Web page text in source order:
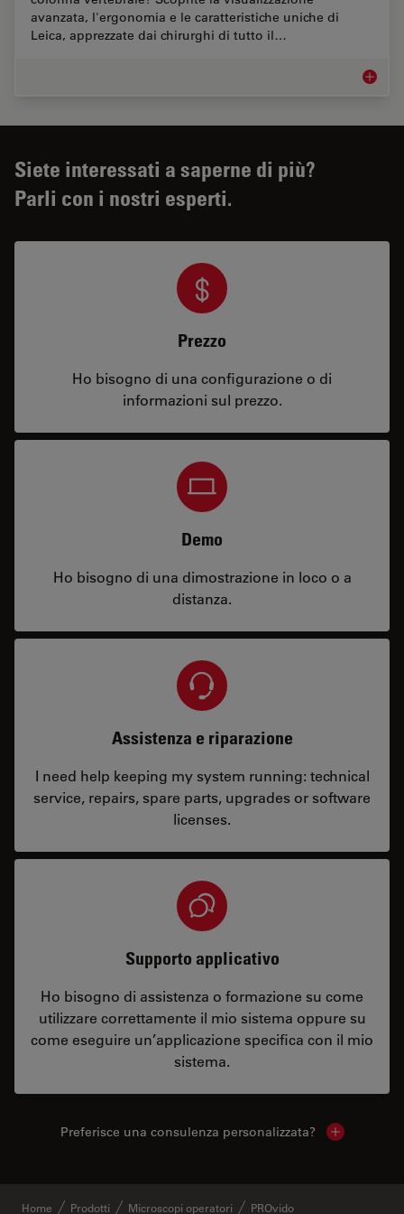
avanzata, l'ergonomia e le caratteristiche uniche di
Leica, apprezzate dai chirurghi di tutto il…
Siete interessati a saperne di più?
Parli con i nostri esperti.
Prezzo
Ho bisogno di una configurazione o di
informazioni sul prezzo.
Demo
Ho bisogno di una dimostrazione in loco o a
distanza.
Assistenza e riparazione
I need help keeping my system running: technical
service, repairs, spare parts, upgrades or software
licenses.
Supporto applicativo
Ho bisogno di assistenza o formazione su come
utilizzare correttamente il mio sistema oppure su
come eseguire un’applicazione specifica con il mio
sistema.
Preferisce una consulenza personalizzata? Show local
Home Prodotti Microscopi operatori PROvido